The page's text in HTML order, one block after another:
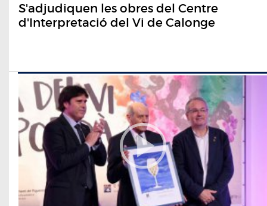
S'adjudiquen les obres del Centre
d'Interpretació del Vi de Calonge